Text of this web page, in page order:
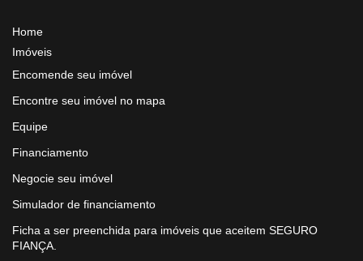
Home
Imóveis
Encomende seu imóvel
Encontre seu imóvel no mapa
Equipe
Financiamento
Negocie seu imóvel
Simulador de financiamento
Ficha a ser preenchida para imóveis que aceitem SEGURO
FIANÇA.